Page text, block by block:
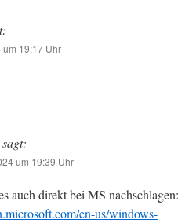
um 19:17 Uhr
sagt:
um 19:39 Uhr
auch direkt bei MS nachschlagen:
en-us/windows-